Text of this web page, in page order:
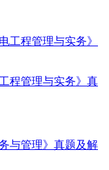
程管理与实务》真